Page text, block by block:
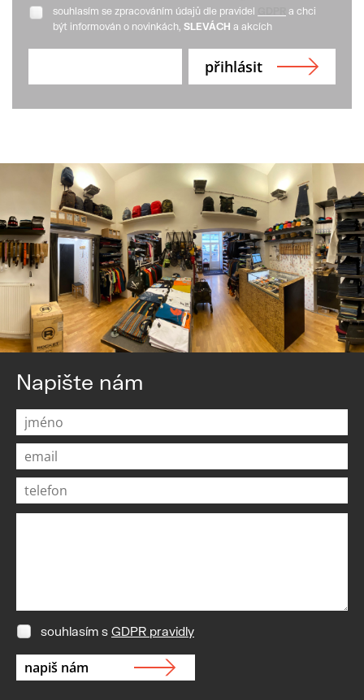
souhlasím se zpracováním údajů dle pravidel
a chci
být informován o novinkách, SLEVÁCH a akcích
Napište nám
souhlasím s GDPR pravidly